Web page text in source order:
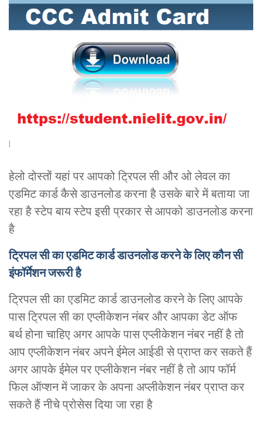
हेलो दोस्तों यहां पर आपको ट्रिपल सी और ओ लेवल का
एडमिट कार्ड कैसे डाउनलोड करना है उसके बारे में बताया जा
रहा है स्टेप बाय स्टेप इसी प्रकार से आपको डाउनलोड करना
है
ट्रिपल सी का एडमिट कार्ड डाउनलोड करने के लिए कौन सी
इंफॉर्मेशन जरूरी है
ट्रिपल सी का एडमिट कार्ड डाउनलोड करने के लिए आपके
पास ट्रिपल सी का एप्लीकेशन नंबर और आपका डेट ऑफ
बर्थ होना चाहिए अगर आपके पास एप्लीकेशन नंबर नहीं है तो
आप एप्लीकेशन नंबर अपने ईमेल आईडी से प्राप्त कर सकते हैं
अगर आपके ईमेल पर एप्लीकेशन नंबर नहीं है तो आप फॉर्म
फिल ऑप्शन में जाकर के अपना अप्लीकेशन नंबर प्राप्त कर
सकते हैं नीचे प्रोसेस दिया जा रहा है